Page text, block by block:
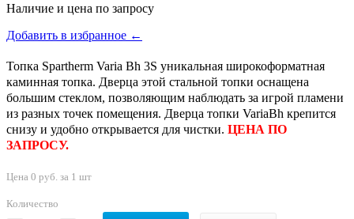
Наличие и цена по запросу
Добавить в избранное ←
Топка Spartherm Varia Bh 3S уникальная широкоформатная
каминная топка. Дверца этой стальной топки оснащена
большим стеклом, позволяющим наблюдать за игрой пламени
из разных точек помещения. Дверца топки VariaBh крепится
снизу и удобно открывается для чистки. ЦЕНА ПО
ЗАПРОСУ.
Цена 0 руб. за 1 шт
Количество